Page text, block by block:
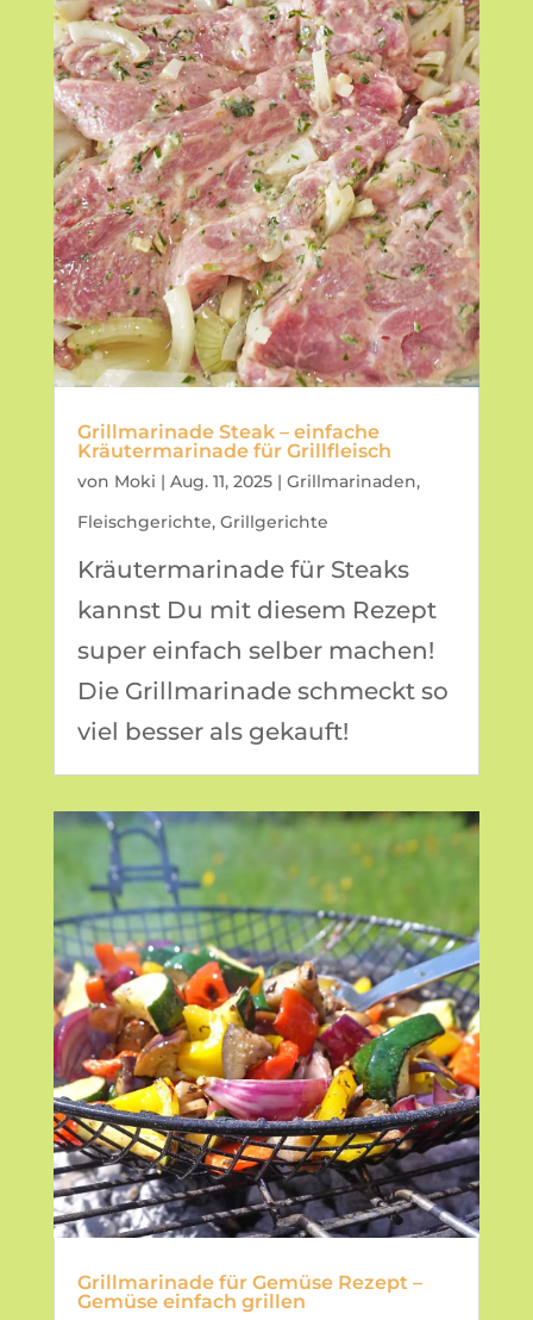
Grillmarinade Steak – einfache
Kräutermarinade für Grillfleisch
von Moki | Aug. 11, 2025| Grillmarinaden,
Fleischgerichte, Grillgerichte
Kräutermarinade für Steaks
kannst Du mit diesem Rezept
super einfach selber machen!
Die Grillmarinade schmeckt so
viel besser als gekauft!
Grillmarinade für Gemüse Rezept –
Gemüse einfach grillen